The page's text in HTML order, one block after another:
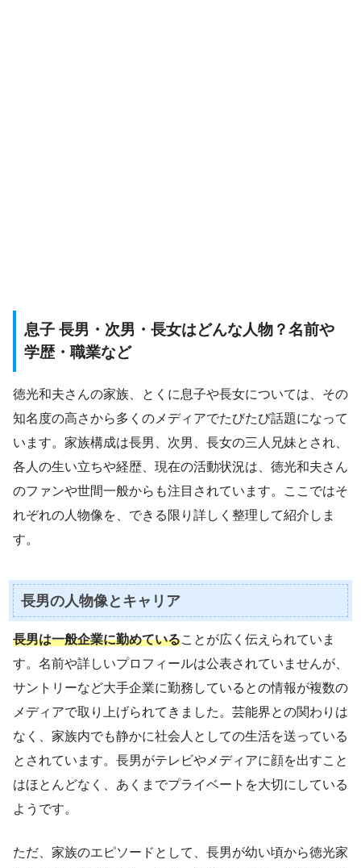
息子 長男・次男・長女はどんな人物？名前や
学歴・職業など
徳光和夫さんの家族、とくに息子や長女については、その
知名度の高さから多くのメディアでたびたび話題になって
います。家族構成は長男、次男、長女の三人兄妹とされ、
各人の生い立ちや経歴、現在の活動状況は、徳光和夫さん
のファンや世間一般からも注目されています。ここではそ
れぞれの人物像を、できる限り詳しく整理して紹介しま
す。
長男の人物像とキャリア
長男は一般企業に勤めていることが広く伝えられていま
す。名前や詳しいプロフィールは公表されていませんが、
サントリーなど大手企業に勤務しているとの情報が複数の
メディアで取り上げられてきました。芸能界との関わりは
なく、家族内でも静かに社会人としての生活を送っている
とされています。長男がテレビやメディアに顔を出すこと
はほとんどなく、あくまでプライベートを大切にしている
ようです。
ただ、家族のエピソードとして、長男が幼い頃から徳光家